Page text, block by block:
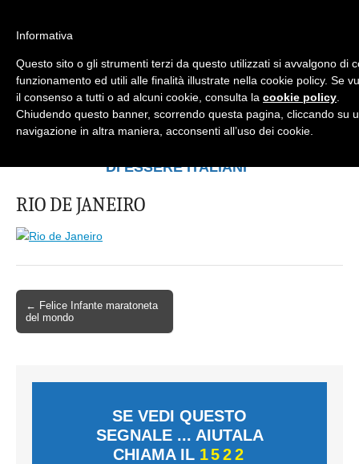
Mondo Italiano nel Mondo
LE INTERVISTE SONO AGLI ITALIANI CHE
RICOPRONO RUOLI ISTITUZIONALI, A
QUELLI CHE RAPPRESENTANO LA
SOCIETÀ E A CHI È UN "COMUNE
CITTADINO" ...
DI ESSERE ITALIANI"
RIO DE JANEIRO
← Felice Infante maratoneta
del mondo
SE VEDI QUESTO
SEGNALE ... AIUTALA
CHIAMA IL 1522
Informativa
Questo sito o gli strumenti terzi da questo utilizzati si avvalgono di
funzionamento ed utili alle finalità illustrate nella cookie policy. Se
il consenso a tutti o ad alcuni cookie, consulta la cookie policy
Chiudendo questo banner, scorrendo questa pagina, cliccando su
navigazione in altra maniera, acconsenti all’uso dei cookie.